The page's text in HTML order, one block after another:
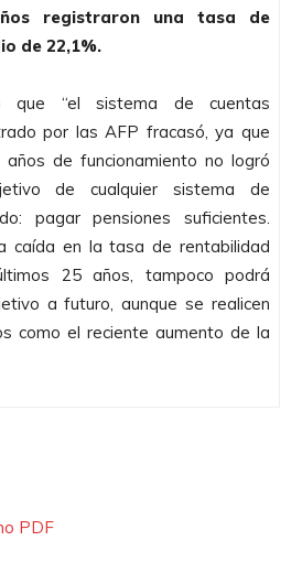
registraron una tasa de
de 22,1%.
que “el sistema de cuentas
por las AFP fracasó, ya que
de funcionamiento no logró
de cualquier sistema de
pagar pensiones suficientes.
caída en la tasa de rentabilidad
25 años, tampoco podrá
a futuro, aunque se realicen
como el reciente aumento de la
PDF